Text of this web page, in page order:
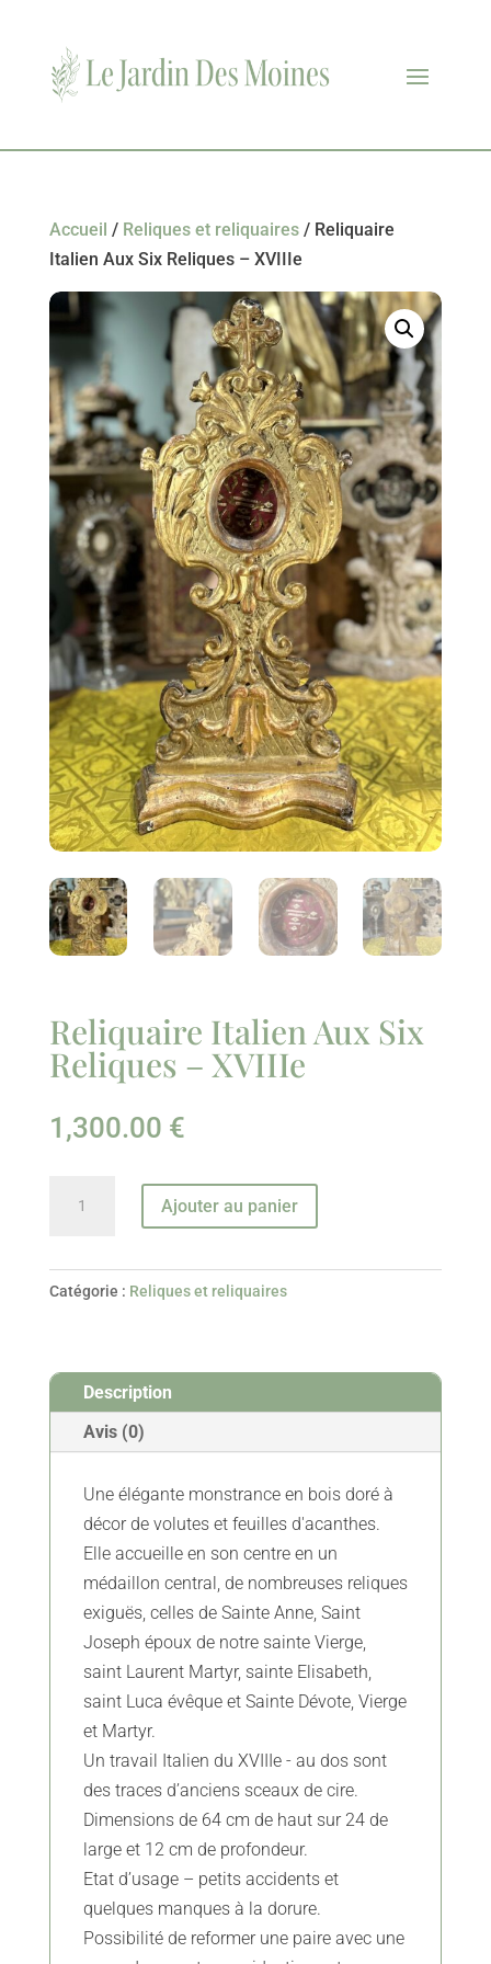
Accueil / Reliques et reliquaires/ Reliquaire
Italien Aux Six Reliques – XVIIIe
Reliquaire Italien Aux Six
Reliques – XVIIIe
1,300.00 €
Reliques
XVIIIe
Ajouter au panier
Catégorie : Reliques et reliquaires
Description
Avis (0)
Une élégante monstrance en bois doré à
décor de volutes et feuilles d'acanthes.
Elle accueille en son centre en un
médaillon central, de nombreuses reliques
exiguës, celles de Sainte Anne, Saint
Joseph époux de notre sainte Vierge,
saint Laurent Martyr, sainte Elisabeth,
saint Luca évêque et Sainte Dévote, Vierge
et Martyr.
Un travail Italien du XVIIIe - au dos sont
des traces d’anciens sceaux de cire.
Dimensions de 64 cm de haut sur 24 de
large et 12 cm de profondeur.
Etat d’usage – petits accidents et
quelques manques à la dorure.
Possibilité de reformer une paire avec une